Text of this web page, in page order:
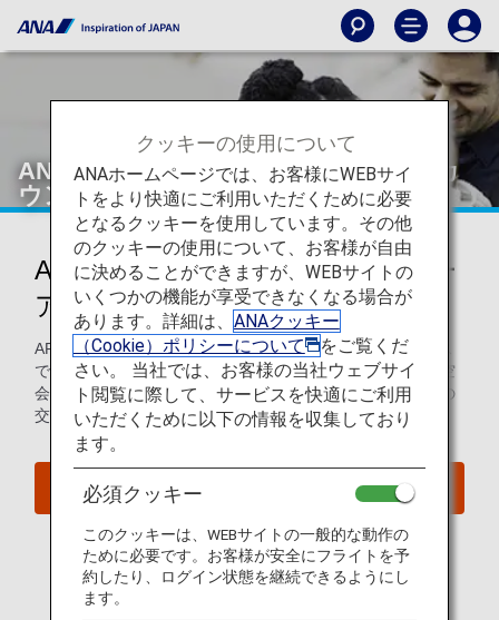
ANAマイレージクラブ ファミリーアカ
ウントサービス
ANAマイレージクラブ ファミリー
アカウント（AFA）サービス
AFAサービスは、 日本国外在住の会員を対象としたサービス
です。ご家族の積算マイルを合算して、ANAおよび提携航空
会社の特典航空券やANA国際線アップグレード特典などとの
交換にご利用いただけます。
詳細については、AFAサービス ご利用案内（PDF）
を参照してください。
AFAサービス ご利用規約
クッキーの使用について
ANAホームページでは、お客様にWEBサイ
トをより快適にご利用いただくために必要
となるクッキーを使用しています。その他
のクッキーの使用について、お客様が自由
に決めることができますが、WEBサイトの
いくつかの機能が享受できなくなる場合が
あります。詳細は、 ANAクッキー
（Cookie）ポリシーについて
をご覧くだ
さい。 当社では、お客様の当社ウェブサイ
ト閲覧に際して、サービスを快適にご利用
いただくために以下の情報を収集しており
ます。
必須クッキー
このクッキーは、WEBサイトの一般的な動作の
ために必要です。お客様が安全にフライトを予
約したり、ログイン状態を継続できるようにし
ます。